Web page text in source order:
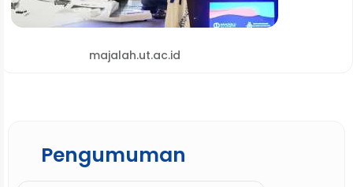
majalah.ut.ac.id
Pengumuman